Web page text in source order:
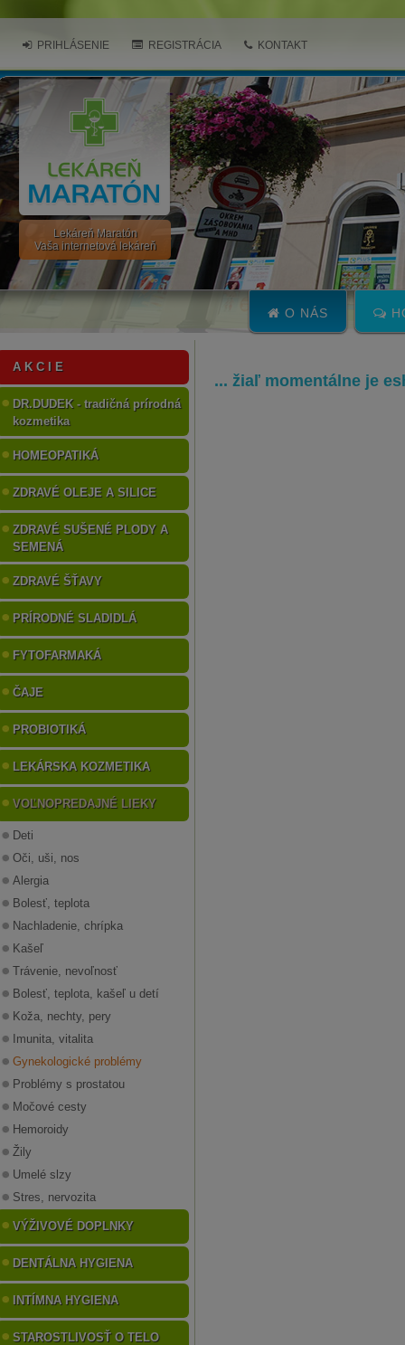
Lekáreň Maratón
Vaša internetová lekáreň
PRIHLÁSENIE REGISTRÁCIA KONTAKT
O NÁS
A K C I E
DR.DUDEK - tradičná prírodná
kozmetika
HOMEOPATIKÁ
ZDRAVÉ OLEJE A SILICE
ZDRAVÉ SUŠENÉ PLODY A
SEMENÁ
ZDRAVÉ ŠŤAVY
PRÍRODNÉ SLADIDLÁ
FYTOFARMAKÁ
ČAJE
PROBIOTIKÁ
LEKÁRSKA KOZMETIKA
VOĽNOPREDAJNÉ LIEKY
Deti
Oči, uši, nos
Alergia
Bolesť, teplota
Nachladenie, chrípka
Kašeľ
Trávenie, nevoľnosť
Bolesť, teplota, kašeľ u detí
Koža, nechty, pery
Imunita, vitalita
Gynekologické problémy
Problémy s prostatou
Močové cesty
Hemoroidy
Žily
Umelé slzy
Stres, nervozita
VÝŽIVOVÉ DOPLNKY
DENTÁLNA HYGIENA
INTÍMNA HYGIENA
STAROSTLIVOSŤ O TELO
... žiaľ momentálne je